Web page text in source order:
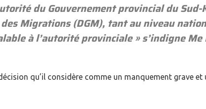
du Gouvernement provincial du
Migrations (DGM), tant au niveau
à l’autorité provinciale » s’indigne
qu’il considère comme un manquement grave